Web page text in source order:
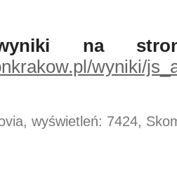
na
wyniki/
wyświetleń: 7424,